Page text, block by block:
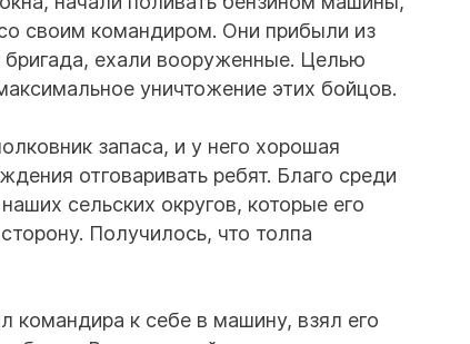
своим командиром. Они прибыли из
ехали вооруженные. Целью
уничтожение этих бойцов.
запаса, и у него хорошая
отговаривать ребят. Благо среди
сельских округов, которые его
Получилось, что толпа
командира к себе в машину, взял его